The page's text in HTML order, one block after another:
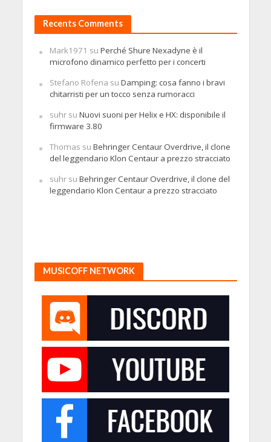
Recents Comments
Mark1971 su Perché Shure Nexadyne è il
microfono dinamico perfetto per i concerti
Stefano Rofena su Damping: cosa fanno i bravi
chitarristi per un tocco senza rumoracci
suhrsu Nuovi suoni per Helix e HX: disponibile il
firmware 3.80
Thomas su Behringer Centaur Overdrive, il clone
del leggendario Klon Centaur a prezzo stracciato
suhrsu Behringer Centaur Overdrive, il clone del
leggendario Klon Centaur a prezzo stracciato
MUSICOFF NETWORK